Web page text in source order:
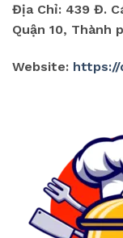
Địa Chỉ: 439 Đ.
Quận 10, Thành
Website: https://